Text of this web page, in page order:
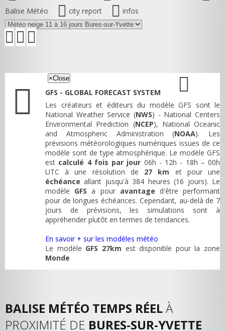
Balise Météo
city report infos
×Close
GFS - GLOBAL FORECAST SYSTEM
Les créateurs et éditeurs du modèle GFS sont le
National Weather Service (NWS) - National Centers
Environmental Prediction (NCEP), National Oceanic
and Atmospheric Administration (NOAA). Les
prévisions météorologiques numériques issues de ce
modèle sont de type atmosphérique. Le modèle GFS
est calculé 4 fois par jour 06h - 12h - 18h – 00h
UTC à une résolution de 27 km et pour une
échéance allant jusqu'à 384 heures (16 jours). Le
modèle GFS a pour avantage d'être performant
pour de longues échéances. Cependant, au-delà de 7
jours de prévisions, les simulations sont à
appréhender plutôt en termes de tendances.
En savoir + sur les modèles météo
Le modèle GFS 27km est disponible pour la zone
Monde
BALISE MÉTÉO TEMPS RÉELÀ
PROXIMITÉ DE BURES-SUR-YVETTE